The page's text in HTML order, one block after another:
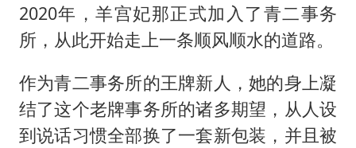
2020年，羊宫妃那正式加入了青二事务
所，从此开始走上一条顺风顺水的道路。
作为青二事务所的王牌新人，她的身上凝
结了这个老牌事务所的诸多期望，从人设
到说话习惯全部换了一套新包装，并且被